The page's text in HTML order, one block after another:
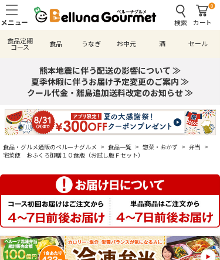
検索
0
カート
食品定期
コース 食品 うなぎ お中元 酒 セール
熊本地震に伴う配送の影響について ≫
夏季休暇に伴うお届け予定変更のご案内 ≫
クール代金・離島追加送料改定のお知らせ ≫
食品・グルメ通販のベルーナグルメ > 食品一覧 > 惣菜・おかず > 弁当 >
宅菜便 おふくろ御膳１０食版（お試し版Ｆセット）